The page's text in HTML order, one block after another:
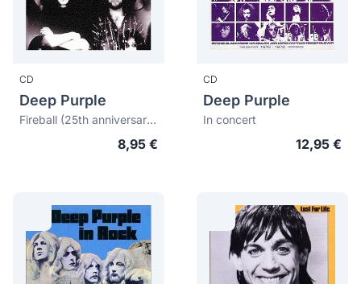
CD
Deep Purple
Fireball (25th anniversary edition)
8,95 €
CD
Deep Purple
In concert
12,95 €